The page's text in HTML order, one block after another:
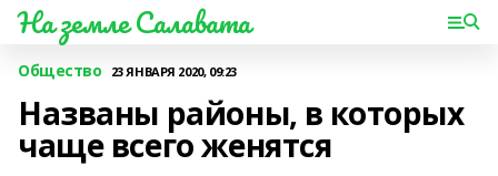
На земле Салавата
Общество 23 ЯНВАРЯ 2020, 09:23
Названы районы, в которых
чаще всего женятся